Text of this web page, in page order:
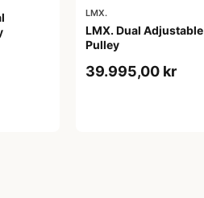
LMX.
LMX. Dual Adjustable
Pulley
39.995,00 kr